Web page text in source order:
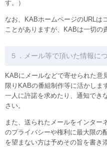
す。）
なお、KABホームページのURLは
ことがありますが、KABは一切の
５．メール等で頂いた情報に
KABにメールなどで寄せられた意
限りKABの番組制作等に活かしま
一人に許諾を求めたり、通知でき
さい。
また、送られたメールをインター
のプライバシーや権利に最大限の
を望まない方は予めその旨を書き